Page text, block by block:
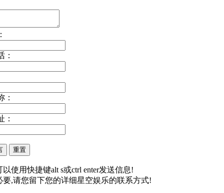
：
：
：
以使用快捷键alt s或ctrl enter发送信息!
要,请您留下您的详细星空娱乐的联系方式!